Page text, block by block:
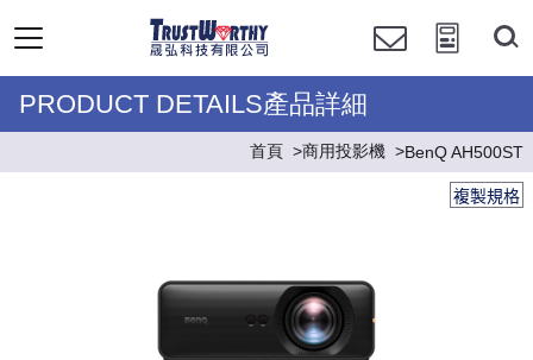
PRODUCT DETAILS產品詳細
首頁 商用投影機 BenQ AH500ST
複製規格